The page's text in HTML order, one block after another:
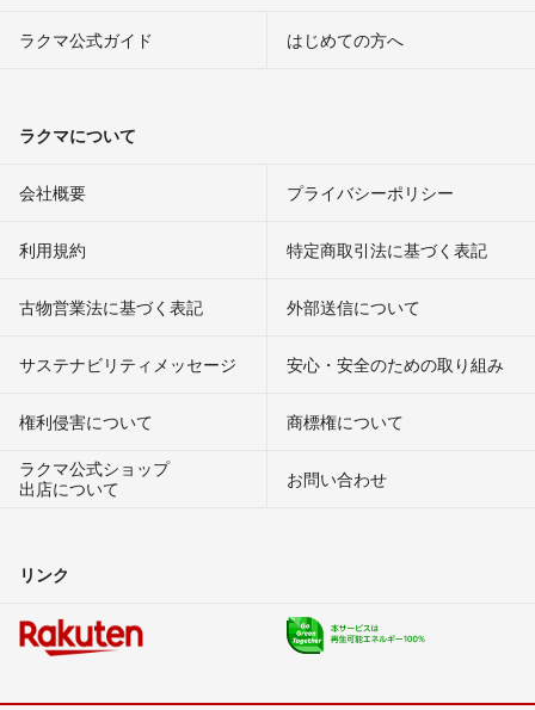
ラクマ公式ガイド はじめての方へ
ラクマについて
会社概要 プライバシーポリシー
利用規約 特定商取引法に基づく表記
古物営業法に基づく表記 外部送信について
サステナビリティメッセージ 安心・安全のための取り組み
権利侵害について
商標権について
ラクマ公式ショップ
出店について
お問い合わせ
リンク